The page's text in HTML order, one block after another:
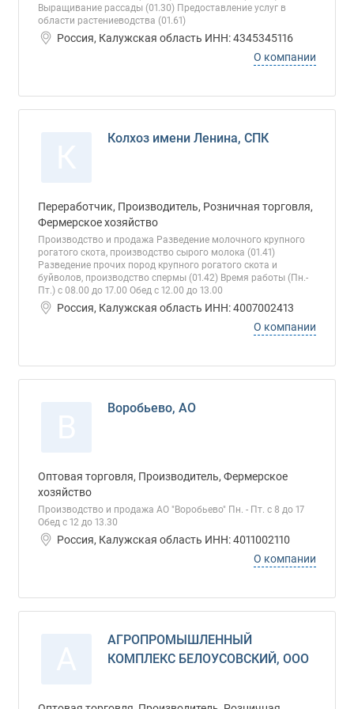
Выращивание рассады (01.30) Предоставление услуг в
области растениеводства (01.61)
Россия, Калужская область ИНН: 4345345116
О компании
Колхоз имени Ленина, СПК
Переработчик, Производитель, Розничная торговля,
Фермерское хозяйство
Производство и продажа Разведение молочного крупного
рогатого скота, производство сырого молока (01.41)
Разведение прочих пород крупного рогатого скота и
буйволов, производство спермы (01.42) Время работы (Пн.-
Пт.) с 08.00 до 17.00 Обед с 12.00 до 13.00
Россия, Калужская область ИНН: 4007002413
О компании
Воробьево, АО
Оптовая торговля, Производитель, Фермерское
хозяйство
Производство и продажа АО "Воробьево" Пн. - Пт. с 8 до 17
Обед с 12 до 13.30
Россия, Калужская область ИНН: 4011002110
О компании
АГРОПРОМЫШЛЕННЫЙ
КОМПЛЕКС БЕЛОУСОВСКИЙ, ООО